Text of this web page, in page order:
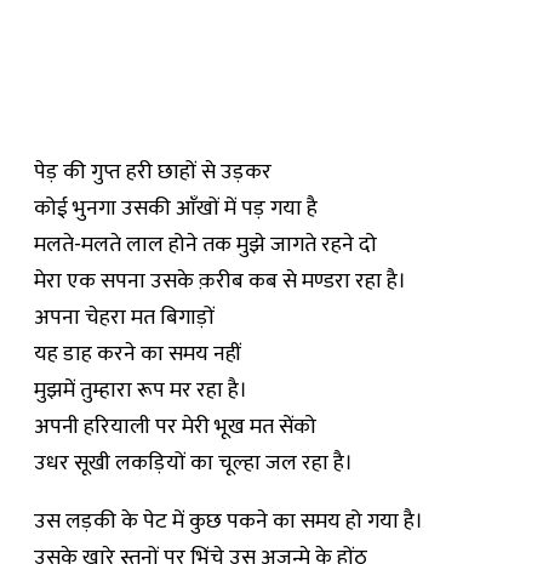
पेड़ की गुप्त हरी छाहों से उड़कर
कोई भुनगा उसकी आँखों में पड़ गया है
मलते-मलते लाल होने तक मुझे जागते रहने दो
मेरा एक सपना उसके क़रीब कब से मण्डरा रहा है।
अपना चेहरा मत बिगाड़ों
यह डाह करने का समय नहीं
मुझमें तुम्हारा रूप मर रहा है।
अपनी हरियाली पर मेरी भूख मत सेंको
उधर सूखी लकड़ियों का चूल्हा जल रहा है।
उस लड़की के पेट में कुछ पकने का समय हो गया है।